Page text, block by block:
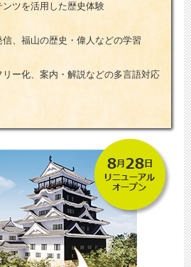
ツを活用した歴史体験
、福山の歴史・偉人などの学習
ー化、案内・解説などの多言語対応